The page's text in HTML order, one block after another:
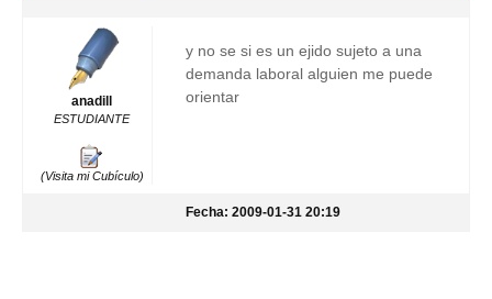
anadill
ESTUDIANTE
(Visita mi Cubículo)
y no se si es un ejido sujeto a una
demanda laboral alguien me puede
orientar
Fecha: 2009-01-31 20:19